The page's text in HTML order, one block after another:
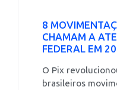
8
CHAMAM A
FEDERAL EM
O Pix
brasileiros